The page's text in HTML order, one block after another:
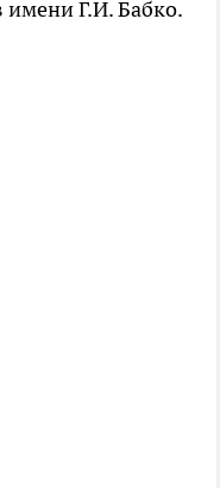
имени Г.И. Бабко.